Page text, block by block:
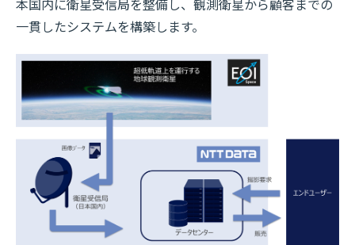
本国内に衛星受信局を整備し、観測衛星から顧客までの
一貫したシステムを構築します。